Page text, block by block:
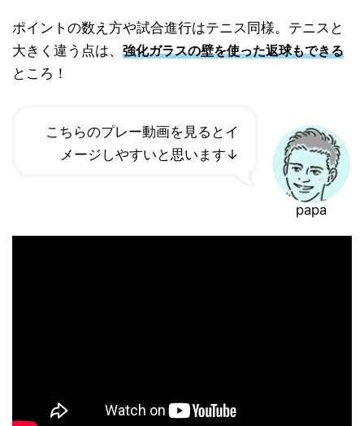
ポイントの数え方や試合進行はテニス同様。テニスと
大きく違う点は、 強化ガラスの壁を使った返球もできる
ところ！
papa
こちらのプレー動画を見るとイ
メージしやすいと思います↓